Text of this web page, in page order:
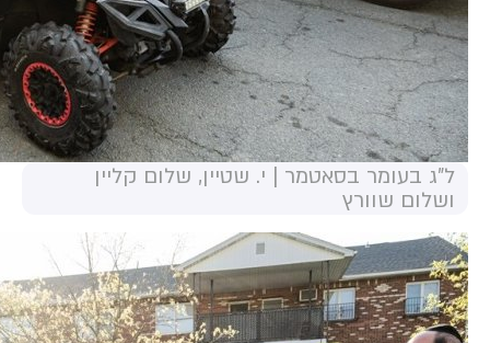
ל"ג בעומר בסאטמר | י. שטיין, שלום קליין
ושלום שוורץ